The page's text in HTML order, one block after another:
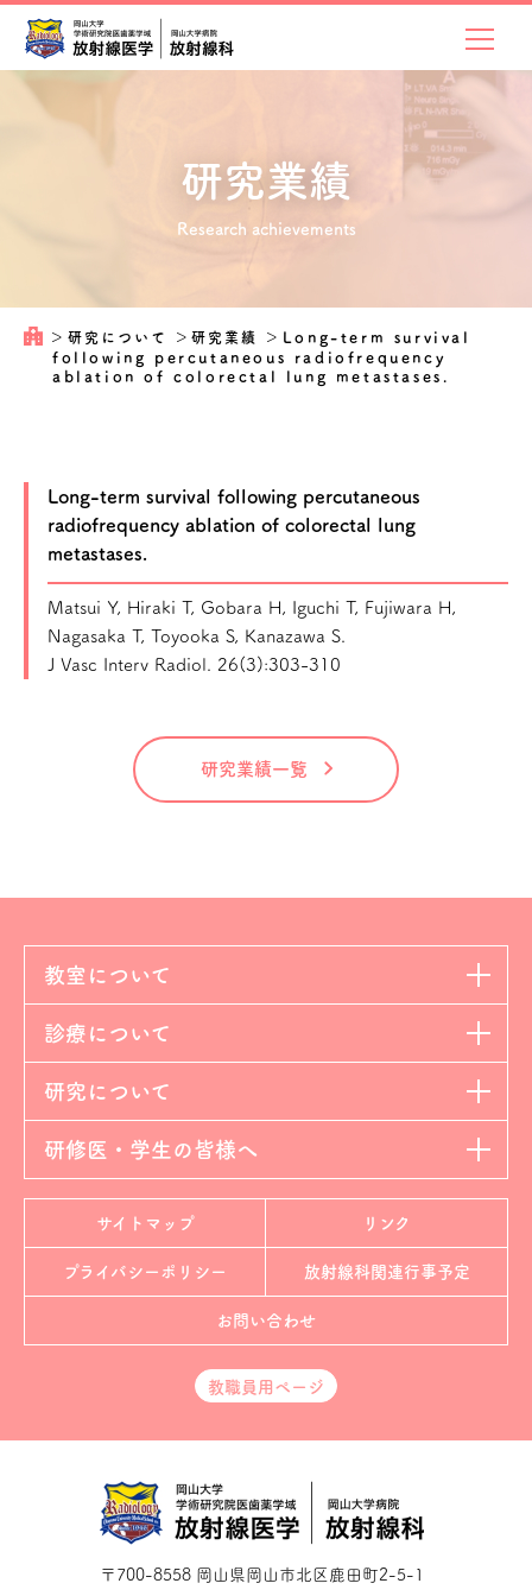
研究業績
Research achievements
＞ 研究について ＞研究業績 ＞ Long-term survival
following percutaneous radiofrequency
ablation of colorectal lung metastases.
Long-term survival following percutaneous
radiofrequency ablation of colorectal lung
metastases.
Matsui Y, Hiraki T, Gobara H, Iguchi T, Fujiwara H,
Nagasaka T, Toyooka S, Kanazawa S.
J Vasc Interv Radiol. 26(3):303-310
研究業績一覧
教室について
診療について
研究について
研修医・学生の皆様へ
〒700-8558 岡山県岡山市北区鹿田町2-5-1
サイトマップ リンク
プライバシーポリシー 放射線科関連行事予定
お問い合わせ
教職員用ページ